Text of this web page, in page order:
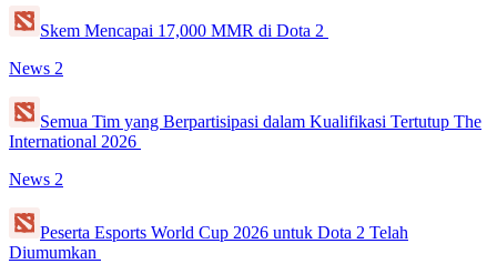
Skem Mencapai 17,000 MMR di Dota 2
News 2
Semua Tim yang Berpartisipasi dalam Kualifikasi Tertutup The
International 2026
News 2
Peserta Esports World Cup 2026 untuk Dota 2 Telah
Diumumkan